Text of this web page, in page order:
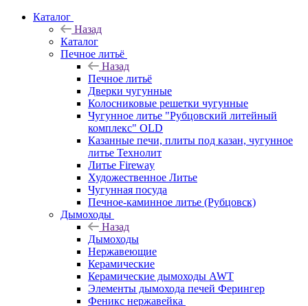
Каталог
Назад
Каталог
Печное литьё
Назад
Печное литьё
Дверки чугунные
Колосниковые решетки чугунные
Чугунное литье "Рубцовский литейный
комплекс" OLD
Казанные печи, плиты под казан, чугунное
литье Технолит
Литье Fireway
Художественное Литье
Чугунная посуда
Печное-каминное литье (Рубцовск)
Дымоходы
Назад
Дымоходы
Нержавеющие
Керамические
Керамические дымоходы AWT
Элементы дымохода печей Ферингер
Феникс нержавейка